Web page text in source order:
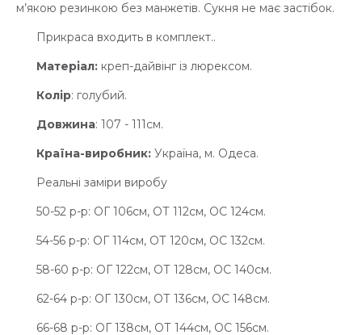
м’якою резинкою без манжетів. Сукня не має застібок.
Прикраса входить в комплект..
Матеріал: креп-дайвінг із люрексом.
Колір: голубий.
Довжина: 107 - 111см.
Країна-виробник: Україна, м. Одеса.
Реальні заміри виробу
50-52 р-р: ОГ 106см, ОТ 112см, OC 124см.
54-56 р-р: ОГ 114см, ОТ 120см, OC 132см.
58-60 р-р: ОГ 122см, ОТ 128см, OC 140см.
62-64 р-р: ОГ 130см, ОТ 136см, OC 148см.
66-68 р-р: ОГ 138см, ОТ 144см, OC 156см.